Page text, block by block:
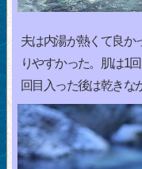
夫は内湯が熱くて良か
りやすかった。肌は1
回目入った後は乾きな